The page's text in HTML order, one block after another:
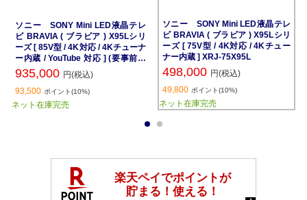
ソニー SONY Mini LED液晶テレ
ビ BRAVIA ( ブラビア ) X95Lシリ
ーズ [ 85V型 / 4K対応 / 4Kチューナ
ー内蔵 / YouTube 対応 ] (要事前見
積) XRJ-85X95L
935,000 円(税込)
93,500 ポイント(10%)
ネット在庫完売
ソニー SONY Mini LED液晶テレ
ビ BRAVIA ( ブラビア ) X95Lシリ
ーズ [ 75V型 / 4K対応 / 4Kチュー
ナー内蔵 ] XRJ-75X95L
498,000 円(税込)
49,800 ポイント(10%)
ネット在庫完売